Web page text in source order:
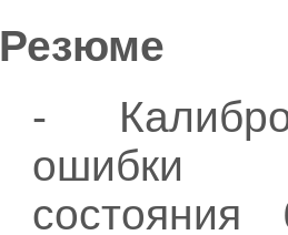
Резюме
-
ошибки
состояния